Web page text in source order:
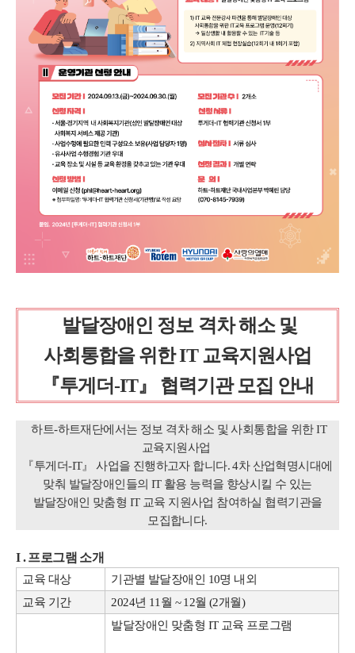
발달장애인 정보 격차 해소 및
사회통합을 위한 IT 교육지원사업
『투게더-IT』 협력기관 모집 안내
하트-하트재단에서는 정보 격차 해소 및 사회통합을 위한 IT
교육지원사업
『투게더-IT』 사업을 진행하고자 합니다. 4차 산업혁명시대에
맞춰 발달장애인들의 IT 활용 능력을 향상시킬 수 있는
발달장애인 맞춤형 IT 교육 지원사업 참여하실 협력기관을
모집합니다.
I . 프로그램 소개
교육 대상
기관별 발달장애인 10명 내외
교육 기간
2024년 11월 ~ 12월 (2개월)
발달장애인 맞춤형 IT 교육 프로그램